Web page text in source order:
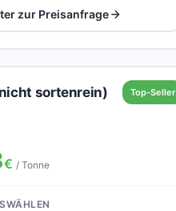
zur Preisanfrage
Top-Seller
sortenrein)
€ / Tonne